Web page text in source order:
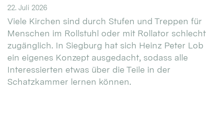
22. Juli 2026
Viele Kirchen sind durch Stufen und Treppen für
Menschen im Rollstuhl oder mit Rollator schlecht
zugänglich. In Siegburg hat sich Heinz Peter Lob
ein eigenes Konzept ausgedacht, sodass alle
Interessierten etwas über die Teile in der
Schatzkammer lernen können.